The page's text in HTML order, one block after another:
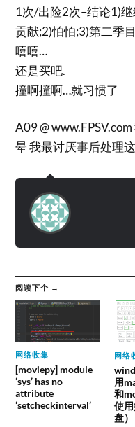
1次/出险2次–结论1)
贡献;2)怕怕;3)第二季
嘻嘻…
还是买吧.
撞啊撞啊…就习惯了
A09 @
晕 我最讨厌事后处理
阅读下个 →
网络收集
[moviepy] module
‘sys’ has no
attribute
‘setcheckinterval’
网络
用
和
使
盘）